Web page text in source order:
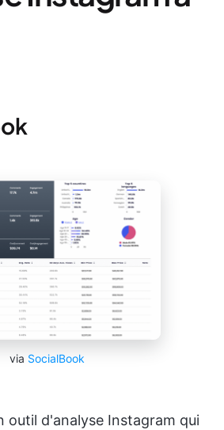
via SocialBook
outil d'analyse Instagram qui